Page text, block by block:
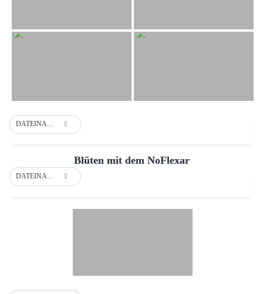
DATEINAME
Blüten mit dem NoFlexar
DATEINAME